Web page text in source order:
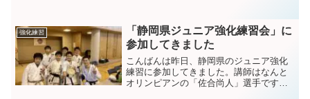
ます。参加される場合は、見学・体験ア
ンケートからお申込みくださ...
強化練習
「静岡県ジュニア強化練習会」に
参加してきました
こんばんは昨日、静岡県のジュニア強化
練習に参加してきました。講師はなんと
オリンピアンの「佐合尚人」選手です＼(